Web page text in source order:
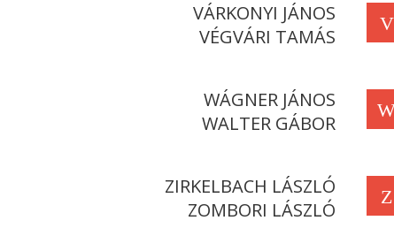
V
VÁRKONYI JÁNOS
VÉGVÁRI TAMÁS
WÁGNER JÁNOS
WALTER GÁBOR
Z
ZIRKELBACH LÁSZLÓ
ZOMBORI LÁSZLÓ